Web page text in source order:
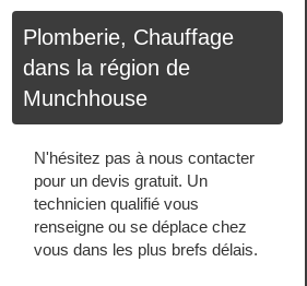
Plomberie, Chauffage
dans la région de
Munchhouse
N'hésitez pas à nous contacter
pour un devis gratuit. Un
technicien qualifié vous
renseigne ou se déplace chez
vous dans les plus brefs délais.